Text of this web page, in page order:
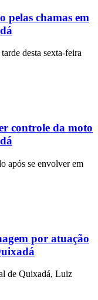
pelas chamas em
desta sexta-feira
controle da moto
após se envolver em
por atuação
de Quixadá, Luiz